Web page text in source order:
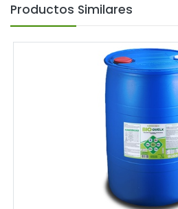
Productos Similares